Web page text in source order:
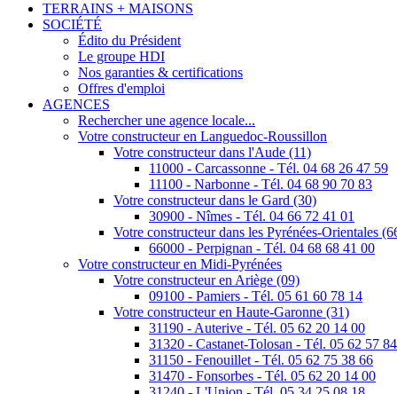
TERRAINS + MAISONS
SOCIÉTÉ
Édito du Président
Le groupe HDI
Nos garanties & certifications
Offres d'emploi
AGENCES
Rechercher une agence locale...
Votre constructeur en Languedoc-Roussillon
Votre constructeur dans l'Aude (11)
11000 - Carcassonne - Tél. 04 68 26 47 59
11100 - Narbonne - Tél. 04 68 90 70 83
Votre constructeur dans le Gard (30)
30900 - Nîmes - Tél. 04 66 72 41 01
Votre constructeur dans les Pyrénées-Orientales
66000 - Perpignan - Tél. 04 68 68 41 00
Votre constructeur en Midi-Pyrénées
Votre constructeur en Ariège (09)
09100 - Pamiers - Tél. 05 61 60 78 14
Votre constructeur en Haute-Garonne (31)
31190 - Auterive - Tél. 05 62 20 14 00
31320 - Castanet-Tolosan - Tél. 05 62 57
31150 - Fenouillet - Tél. 05 62 75 38 66
31470 - Fonsorbes - Tél. 05 62 20 14 00